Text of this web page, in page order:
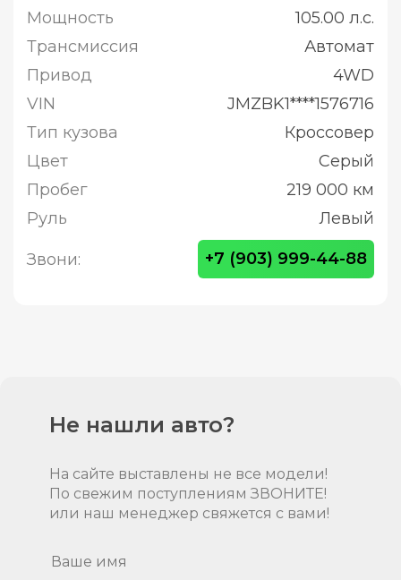
Мощность
105.00 л.с.
Трансмиссия
Автомат
Привод
4WD
VIN
JMZBK1****1576716
Тип кузова
Кроссовер
Цвет
Серый
Пробег
219 000 км
Руль
Левый
Звони: +7 (903) 999-44-88
Не нашли авто?
На сайте выставлены не все модели!
По свежим поступлениям ЗВОНИТЕ!
или наш менеджер свяжется с вами!